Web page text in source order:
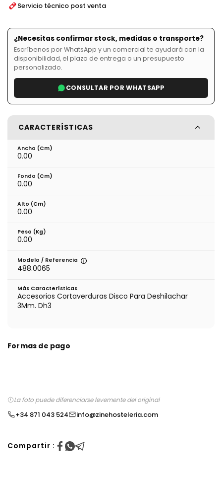
Servicio técnico post venta
¿Necesitas confirmar stock, medidas o transporte?
Escríbenos por WhatsApp y un comercial te ayudará con la
disponibilidad, el plazo de entrega o un presupuesto
personalizado.
CONSULTAR POR WHATSAPP
CARACTERÍSTICAS
Ancho (cm)
0.00
Fondo (cm)
0.00
Alto (cm)
0.00
Peso (kg)
0.00
Modelo / Referencia
488.0065
Más Características
Accesorios Cortaverduras Disco Para Deshilachar
3Mm. Dh3
Formas de pago
La foto puede diferenciarse levemente del original
+34 871 043 524 info@zinehosteleria.com
Compartir :